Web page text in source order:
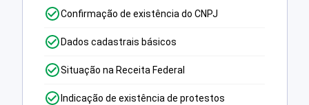
Confirmação de existência do CNPJ
Dados cadastrais básicos
Situação na Receita Federal
Indicação de existência de protestos